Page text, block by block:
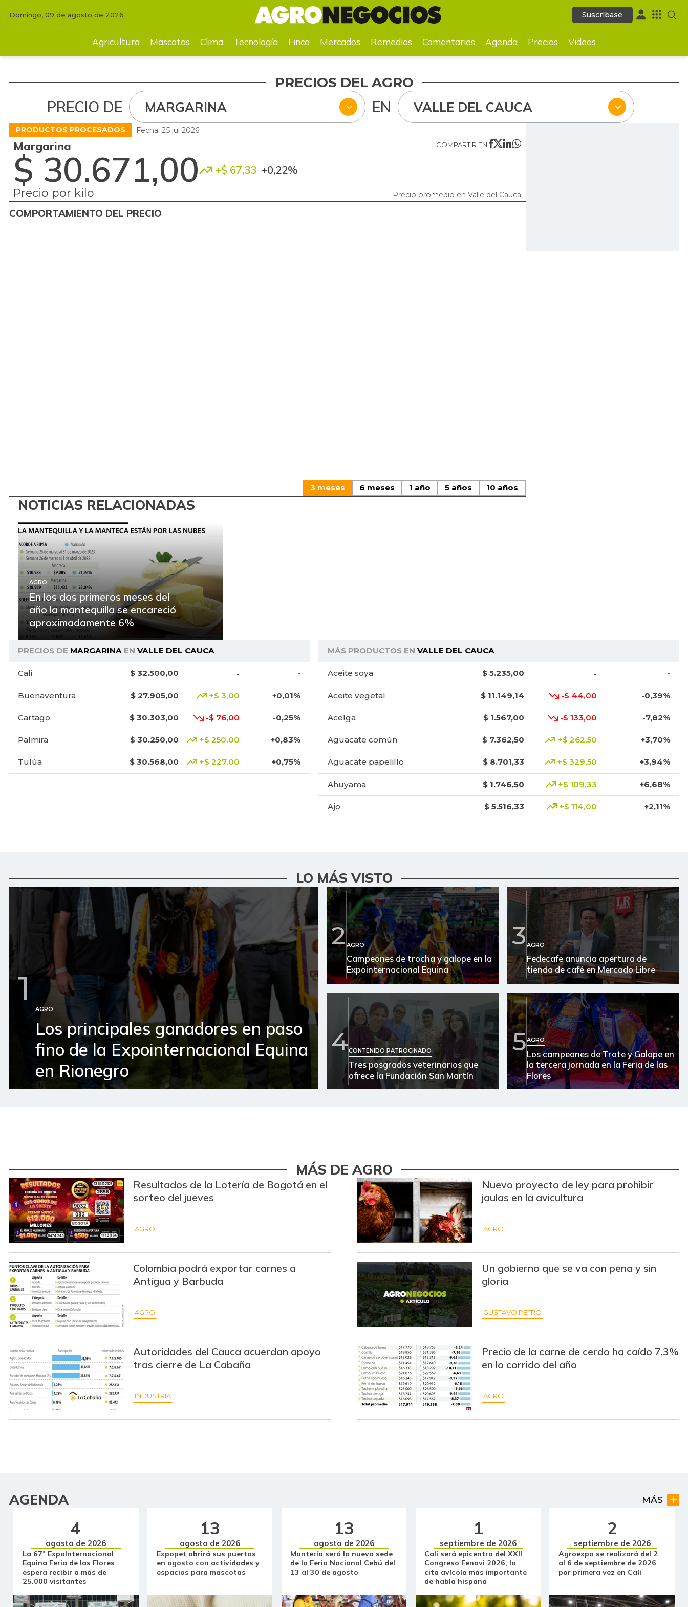
Suscríbase
Mascotas Clima Tecnología Mercados Remedios Comentarios Agenda Precios Videos
Domingo, 09 de agosto de 2026 Suscríbase
Agricultura Mascotas Clima Tecnología Finca Mercados Remedios Comentarios Agenda Precios Videos
PRECIOS DEL AGRO
PRECIO DE MARGARINA EN VALLE DEL CAUCA
PRODUCTOS PROCESADOS Fecha: 25 jul 2026
Margarina
$ 30.671,00 +$ 67,33 +0,22%
Precio por kilo
COMPARTIR EN:
Precio promedio en Valle del Cauca
COMPORTAMIENTO DEL PRECIO
3 meses 6 meses 1 año 5 años 10 años
NOTICIAS RELACIONADAS
AGRO
En los dos primeros meses del
año la mantequilla se encareció
aproximadamente 6%
PRECIOS DE MARGARINAEN VALLE DEL CAUCA
Cali $ 32.500,00 - -
Buenaventura $ 27.905,00 +$ 3,00 +0,01%
Cartago $ 30.303,00 -$ 76,00 -0,25%
Palmira $ 30.250,00 +$ 250,00 +0,83%
Tulúa $ 30.568,00 +$ 227,00 +0,75%
MÁS PRODUCTOS EN VALLE DEL CAUCA
Aceite soya $ 5.235,00 - -
Aceite vegetal $ 11.149,14 -$ 44,00 -0,39%
Acelga $ 1.567,00 -$ 133,00 -7,82%
Aguacate común $ 7.362,50 +$ 262,50 +3,70%
Aguacate papelillo $ 8.701,33 +$ 329,50 +3,94%
Ahuyama $ 1.746,50 +$ 109,33 +6,68%
Ajo $ 5.516,33 +$ 114,00 +2,11%
Almejas sin concha
Apio $ 1.785,20 -$ 35,80 -1,97%
Arracacha amarilla $ 5.367,67 +$ 166,33 +3,20%
Arracacha blanca $ 5.083,50 +$ 90,50 +1,81%
Arroz de primera $ 3.498,29 +$ 23,71 +0,68%
Arroz de segunda $ 3.285,00 - -
Arveja verde $ 5.408,33 -$ 427,67
Arveja verde en vaina $ 5.375,00 -$ 227,00 -4,05%
Arveja verde seca $ 4.417,33 -$ 11,67 -0,26%
Atún en lata $ 32.567,86 +$ 194,00 +0,60%
$ 1.200,00 -$ 200,00 -14,29%
Bagre rayado en postas
congelado
Bagre rayado entero
congelado
Banano Bocadillo $ 947,00 +$ 26,00 +2,82%
Banano criollo $ 1.983,50
Berenjena $ 1.533,00
Bocachico importado $ 17.791,75 +$ 8,50 +0,05%
Bola de brazo de res
Bola de pierna de res $ 36.714,50
Brazo sin hueso de cerdo $ 22.141,75 -$ 641,50 -2,82%
Calabacín $ 2.000,00
Calamar anillos $ 30.937,50 -$ 320,75 -1,03%
Calamar blanco entero $ 17.250,00 -$ 38,20
Calamar morado entero $ 15.500,00 +$ 250,00 +1,64%
LO MÁS VISTO
1
AGRO
Los principales ganadores en paso
fino de la Expointernacional Equina
en Rionegro
2AGRO
Campeones de trocha y galope en la
Expointernacional Equina
3AGRO
Fedecafe anuncia apertura de
tienda de café en Mercado Libre
4CONTENIDO PATROCINADO
Tres posgrados veterinarios que
ofrece la Fundación San Martín
5AGRO
Los campeones de Trote y Galope en
la tercera jornada en la Feria de las
Flores
MÁS DE AGRO
Resultados de la Lotería de Bogotá en el
sorteo del jueves
AGRO
Nuevo proyecto de ley para prohibir
jaulas en la avicultura
AGRO
Colombia podrá exportar carnes a
Antigua y Barbuda
AGRO
Un gobierno que se va con pena y sin
gloria
GUSTAVO PETRO
Autoridades del Cauca acuerdan apoyo
tras cierre de La Cabaña
INDUSTRIA
Precio de la carne de cerdo ha caído 7,3%
en lo corrido del año
AGRO
AGENDA MÁS
4
agosto de 2026
La 67ª ExpoInternacional
Equina Feria de las Flores
espera recibir a más de
25.000 visitantes
13
agosto de 2026
Expopet abrirá sus puertas
en agosto con actividades y
espacios para mascotas
13
agosto de 2026
Montería será la nueva sede
de la Feria Nacional Cebú del
13 al 30 de agosto
1
septiembre de 2026
Cali será epicentro del XXII
Congreso Fenavi 2026, la
cita avícola más importante
de habla hispana
2
septiembre de 2026
Agroexpo se realizará del 2
al 6 de septiembre de 2026
por primera vez en Cali